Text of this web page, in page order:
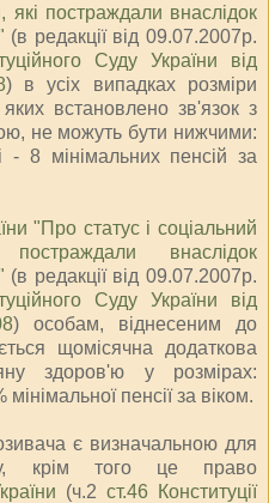
які постраждали внаслідок
(в редакції від 09.07.2007р.
Суду України від
) в усіх випадках розміри
встановлено зв'язок з
не можуть бути нижчими:
- 8 мінімальних пенсій за
"Про статус і соціальний
внаслідок
(в редакції від 09.07.2007р.
Суду України від
) особам, віднесеним до
щомісячна додаткова
здоров'ю у розмірах:
пенсії за віком.
є визначальною для
крім того це право
(ч.2 ст.46 Конституції